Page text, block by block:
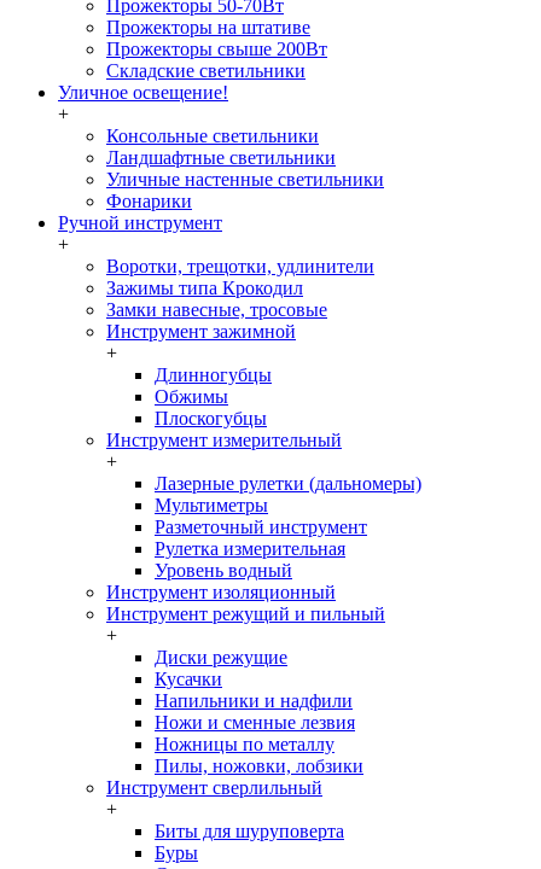
Прожекторы 50-70Вт
Прожекторы на штативе
Прожекторы свыше 200Вт
Складские светильники
Уличное освещение!
+
Консольные светильники
Ландшафтные светильники
Уличные настенные светильники
Фонарики
Ручной инструмент
+
Воротки, трещотки, удлинители
Зажимы типа Крокодил
Замки навесные, тросовые
Инструмент зажимной
+
Длинногубцы
Обжимы
Плоскогубцы
Инструмент измерительный
+
Лазерные рулетки (дальномеры)
Мультиметры
Разметочный инструмент
Рулетка измерительная
Уровень водный
Инструмент изоляционный
Инструмент режущий и пильный
+
Диски режущие
Кусачки
Напильники и надфили
Ножи и сменные лезвия
Ножницы по металлу
Пилы, ножовки, лобзики
Инструмент сверлильный
+
Биты для шуруповерта
Буры